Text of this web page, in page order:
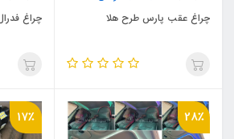
چراغ عقب پارس طرح هلا
چراغ
28٪ 17٪